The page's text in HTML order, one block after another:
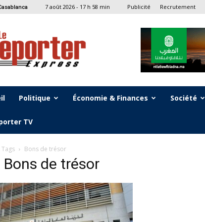
7 août 2026 - 17 h 58 min Publicité Recrutement
Express
Politique Économie & Finances Société
TV
Tags Bons de trésor
Bons de trésor